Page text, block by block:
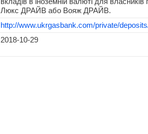
Люкс ДРАЙВ або Вояж ДРАЙВ.
http://www.ukrgasbank.com/private/
2018-10-29